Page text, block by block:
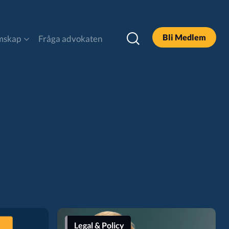
Fråga advokaten Bli Medlem
Legal & Policy